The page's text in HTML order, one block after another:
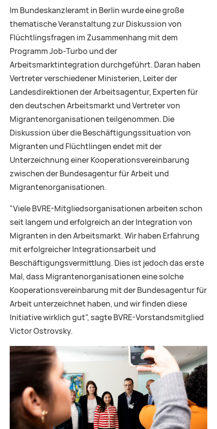
Im Bundeskanzleramt in Berlin wurde eine große
thematische Veranstaltung zur Diskussion von
Flüchtlingsfragen im Zusammenhang mit dem
Programm Job-Turbo und der
Arbeitsmarktintegration durchgeführt. Daran haben
Vertreter verschiedener Ministerien, Leiter der
Landesdirektionen der Arbeitsagentur, Experten für
den deutschen Arbeitsmarkt und Vertreter von
Migrantenorganisationen teilgenommen. Die
Diskussion über die Beschäftigungssituation von
Migranten und Flüchtlingen endet mit der
Unterzeichnung einer Kooperationsvereinbarung
zwischen der Bundesagentur für Arbeit und
Migrantenorganisationen.
"Viele BVRE-Mitgliedsorganisationen arbeiten schon
seit langem und erfolgreich an der Integration von
Migranten in den Arbeitsmarkt. Wir haben Erfahrung
mit erfolgreicher Integrationsarbeit und
Beschäftigungsvermittlung. Dies ist jedoch das erste
Mal, dass Migrantenorganisationen eine solche
Kooperationsvereinbarung mit der Bundesagentur für
Arbeit unterzeichnet haben, und wir finden diese
Initiative wirklich gut", sagte BVRE-Vorstandsmitglied
Victor Ostrovsky.